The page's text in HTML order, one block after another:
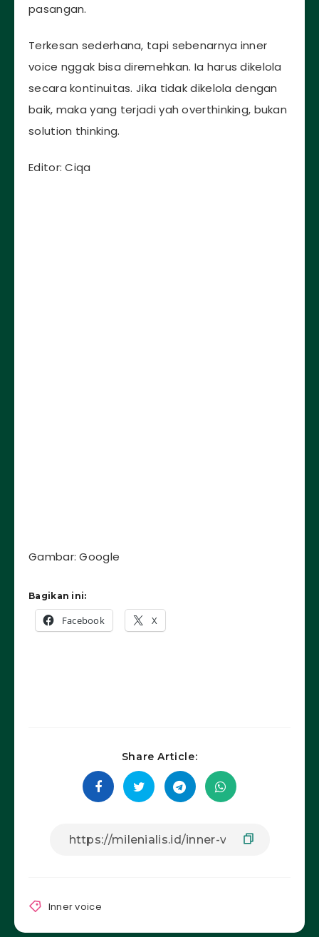
pasangan.
Terkesan sederhana, tapi sebenarnya inner
voice nggak bisa diremehkan. Ia harus dikelola
secara kontinuitas. Jika tidak dikelola dengan
baik, maka yang terjadi yah overthinking, bukan
solution thinking.
Editor: Ciqa
Gambar: Google
Bagikan ini:
Facebook X
Share Article:
Inner voice